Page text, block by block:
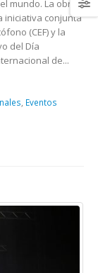
mundo. La obra,
iniciativa conjunta
(CEF) y la
del Día
de...
Eventos